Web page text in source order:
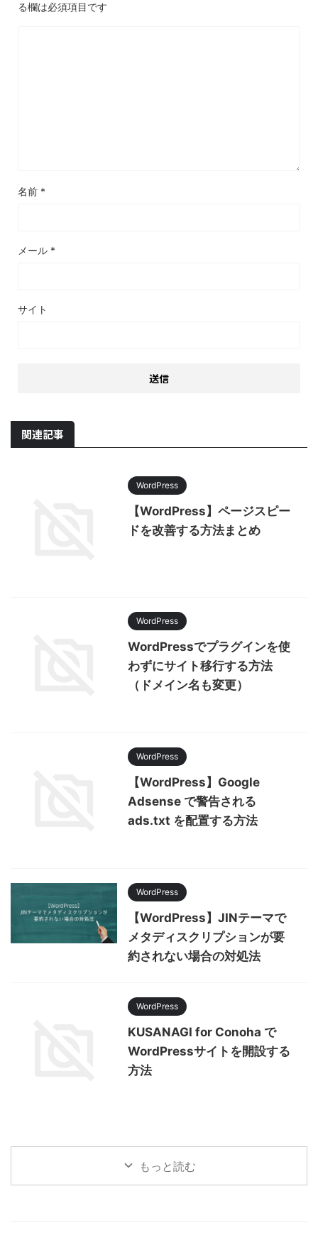
る欄は必須項目です
名前 *
メール *
サイト
関連記事
WordPress
【WordPress】ページスピー
ドを改善する方法まとめ
WordPress
WordPressでプラグインを使
わずにサイト移行する方法
（ドメイン名も変更）
WordPress
【WordPress】Google
Adsense で警告される
ads.txt を配置する方法
WordPress
【WordPress】JINテーマで
メタディスクリプションが要
約されない場合の対処法
WordPress
KUSANAGI for Conoha で
WordPressサイトを開設する
方法
もっと読む